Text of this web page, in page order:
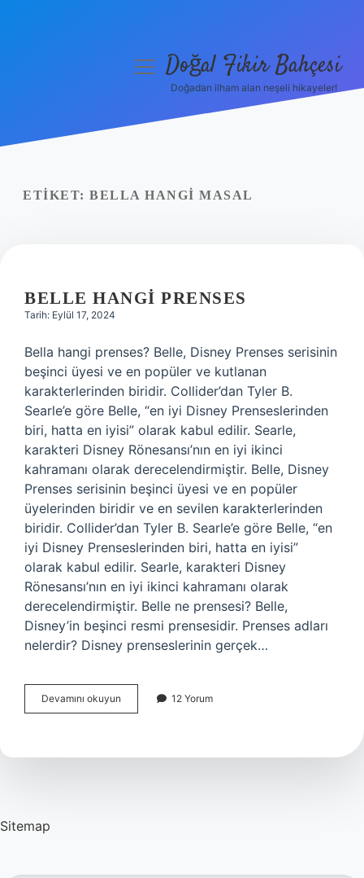
Yasal Uyarı
menüyüDoğal Fikir Bahçesi
Doğadan ilham alan neşeli hikayeler!
ETIKET: BELLA HANGI MASAL
BELLE HANGI PRENSES
Tarih: Eylül 17, 2024
Bella hangi prenses? Belle, Disney Prenses serisinin
beşinci üyesi ve en popüler ve kutlanan
karakterlerinden biridir. Collider’dan Tyler B.
Searle’e göre Belle, “en iyi Disney Prenseslerinden
biri, hatta en iyisi” olarak kabul edilir. Searle,
karakteri Disney Rönesansı’nın en iyi ikinci
kahramanı olarak derecelendirmiştir. Belle, Disney
Prenses serisinin beşinci üyesi ve en popüler
üyelerinden biridir ve en sevilen karakterlerinden
biridir. Collider’dan Tyler B. Searle’e göre Belle, “en
iyi Disney Prenseslerinden biri, hatta en iyisi”
olarak kabul edilir. Searle, karakteri Disney
Rönesansı’nın en iyi ikinci kahramanı olarak
derecelendirmiştir. Belle ne prensesi? Belle,
Disney’in beşinci resmi prensesidir. Prenses adları
nelerdir? Disney prenseslerinin gerçek…
Devamını okuyun
Hangi
12 Yorum
Sitemap